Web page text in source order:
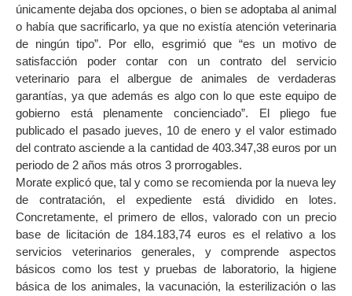
únicamente dejaba dos opciones, o bien se adoptaba al animal
o había que sacrificarlo, ya que no existía atención veterinaria
de ningún tipo”. Por ello, esgrimió que “es un motivo de
satisfacción poder contar con un contrato del servicio
veterinario para el albergue de animales de verdaderas
garantías, ya que además es algo con lo que este equipo de
gobierno está plenamente concienciado”. El pliego fue
publicado el pasado jueves, 10 de enero y el valor estimado
del contrato asciende a la cantidad de 403.347,38 euros por un
periodo de 2 años más otros 3 prorrogables.
Morate explicó que, tal y como se recomienda por la nueva ley
de contratación, el expediente está dividido en lotes.
Concretamente, el primero de ellos, valorado con un precio
base de licitación de 184.183,74 euros es el relativo a los
servicios veterinarios generales, y comprende aspectos
básicos como los test y pruebas de laboratorio, la higiene
básica de los animales, la vacunación, la esterilización o las